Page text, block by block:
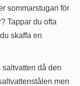
sommarstugan för
Tappar du ofta
skaffa en
saltvatten då den
men